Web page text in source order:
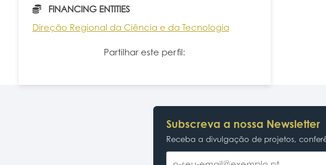
FINANCING ENTITIES
Direção Regional da Ciência e da Tecnologia
Partilhar este perfil:
Subscreva a nossa Newsletter
Receba a divulgação de projetos,